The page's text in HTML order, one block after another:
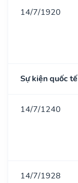
14/7/1920
Sự kiện quốc tế
14/7/1240
14/7/1928